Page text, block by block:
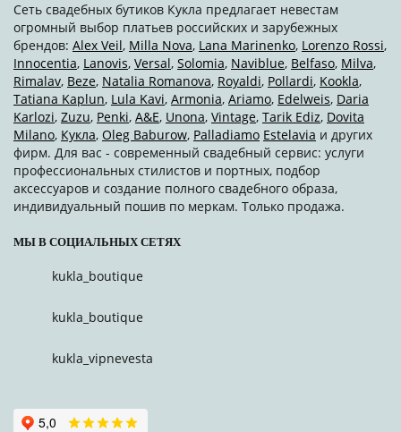
Сеть свадебных бутиков Кукла предлагает невестам
огромный выбор платьев российских и зарубежных
брендов: Alex Veil, Milla Nova, Lana Marinenko, Lorenzo Rossi,
Innocentia, Lanovis, Versal, Solomia, Naviblue, Belfaso, Milva,
Rimalav, Beze, Natalia Romanova, Royaldi, Pollardi, Kookla,
Tatiana Kaplun, Lula Kavi, Armonia, Ariamo, Edelweis, Daria
Karlozi, Zuzu, Penki, A&Е, Unona, Vintage, Tarik Ediz, Dovita
Milano, Кукла, Oleg Baburow, Palladiamo Estelavia и других
фирм. Для вас - современный свадебный сервис: услуги
профессиональных стилистов и портных, подбор
аксессуаров и создание полного свадебного образа,
индивидуальный пошив по меркам. Только продажа.
МЫ В СОЦИАЛЬНЫХ СЕТЯХ
kukla_boutique
kukla_boutique
kukla_vipnevesta